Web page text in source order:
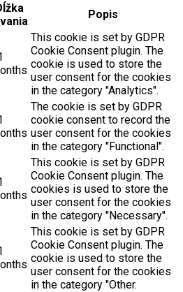
Popis
This cookie is set by GDPR
Cookie Consent plugin. The
cookie is used to store the
user consent for the cookies
in the category "Analytics".
The cookie is set by GDPR
cookie consent to record the
user consent for the cookies
in the category "Functional".
This cookie is set by GDPR
Cookie Consent plugin. The
cookies is used to store the
user consent for the cookies
in the category "Necessary".
This cookie is set by GDPR
Cookie Consent plugin. The
cookie is used to store the
user consent for the cookies
in the category "Other.